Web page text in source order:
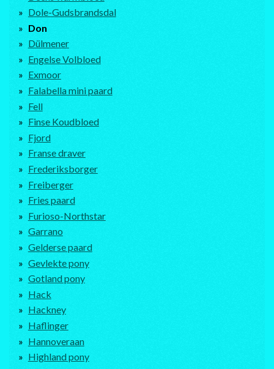
Dole-Gudsbrandsdal
Don
Dülmener
Engelse Volbloed
Exmoor
Falabella mini paard
Fell
Finse Koudbloed
Fjord
Franse draver
Frederiksborger
Freiberger
Fries paard
Furioso-Northstar
Garrano
Gelderse paard
Gevlekte pony
Gotland pony
Hack
Hackney
Haflinger
Hannoveraan
Highland pony